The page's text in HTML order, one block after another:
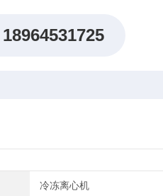
18964531725
冷冻离心机